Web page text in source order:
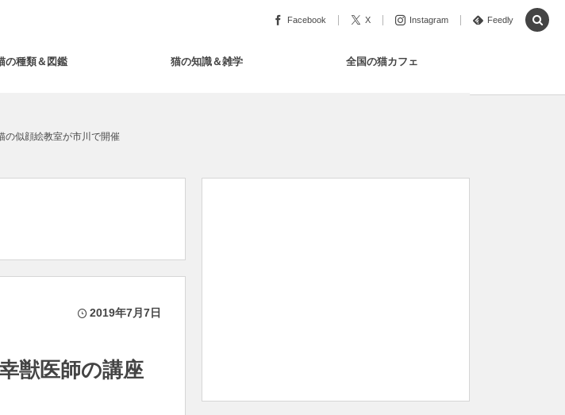
Facebook X Instagram Feedly
の種類＆図鑑 猫の知識＆雑学 全国の猫カフェ
の似顔絵教室が市川で開催
2019年7月7日
獣医師の講座